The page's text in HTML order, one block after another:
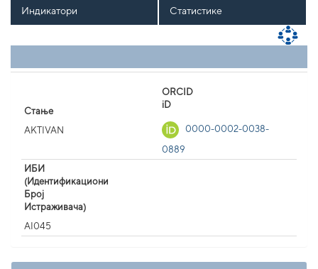
Индикатори Статистике
Стање
AKTIVAN
ORCID
iD
0000-0002-0038-
0889
ИБИ
(Идентификациони
Број
Истраживача)
AI045